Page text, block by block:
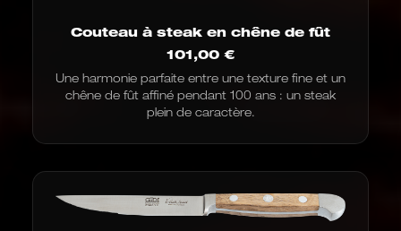
Couteau à steak en chêne de fût
101,00 €
Une harmonie parfaite entre une texture fine et un
chêne de fût affiné pendant 100 ans : un steak
plein de caractère.